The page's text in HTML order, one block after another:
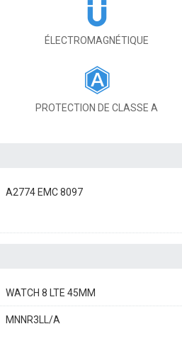
ÉLECTROMAGNÉTIQUE
PROTECTION DE CLASSE A
A2774 EMC 8097
WATCH 8 LTE 45MM
MNNR3LL/A